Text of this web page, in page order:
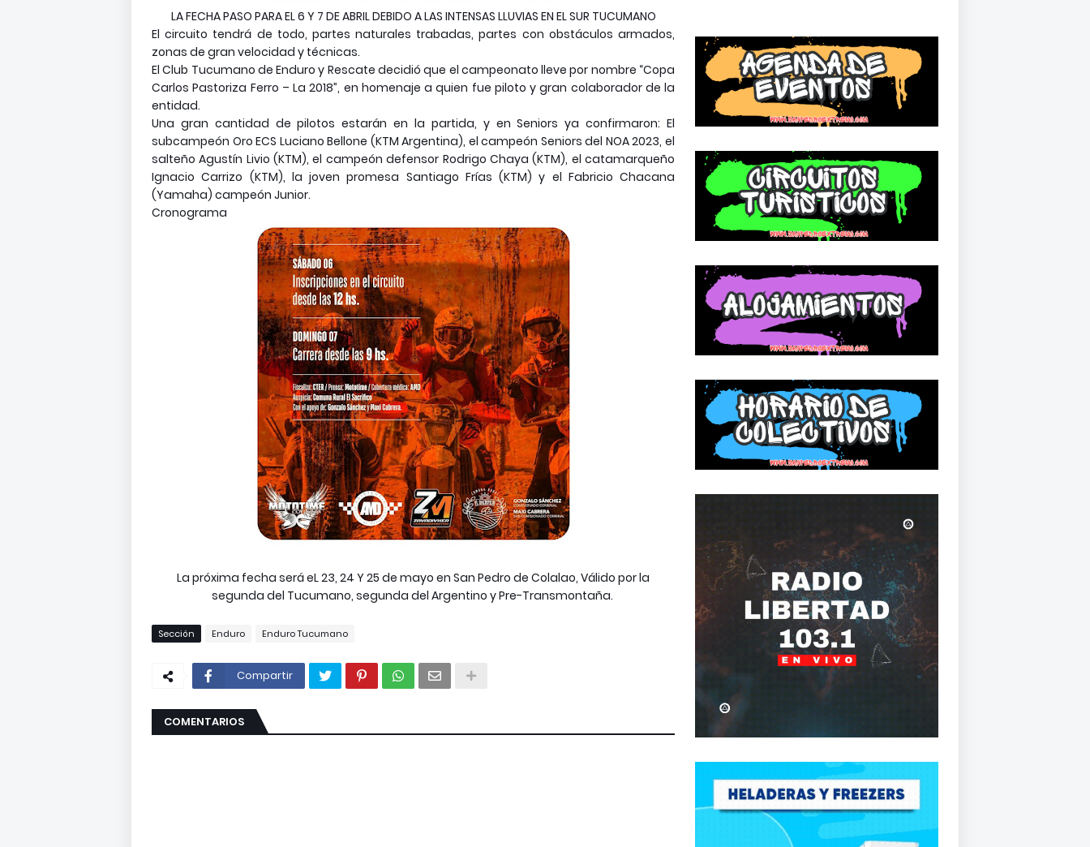
LA FECHA PASO PARA EL 6 Y 7 DE ABRIL DEBIDO A LAS INTENSAS LLUVIAS EN EL SUR TUCUMANO
El circuito tendrá de todo, partes naturales trabadas, partes con obstáculos armados,
zonas de gran velocidad y técnicas.
El Club Tucumano de Enduro y Rescate decidió que el campeonato lleve por nombre “Copa
Carlos Pastoriza Ferro – La 2018”, en homenaje a quien fue piloto y gran colaborador de la
entidad.
Una gran cantidad de pilotos estarán en la partida, y en Seniors ya confirmaron: El
subcampeón Oro ECS Luciano Bellone (KTM Argentina), el campeón Seniors del NOA 2023, el
salteño Agustín Livio (KTM), el campeón defensor Rodrigo Chaya (KTM), el catamarqueño
Ignacio Carrizo (KTM), la joven promesa Santiago Frías (KTM) y el Fabricio Chacana
(Yamaha) campeón Junior.
Cronograma
La próxima fecha será eL 23, 24 Y 25 de mayo en San Pedro de Colalao, Válido por la
segunda del Tucumano, segunda del Argentino y Pre-Transmontaña.
Sección Enduro Enduro Tucumano
Compartir
COMENTARIOS